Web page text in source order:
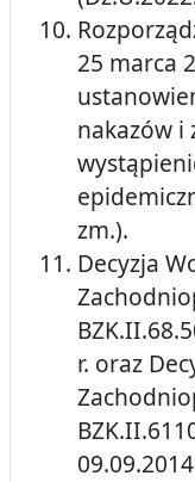
25 marca
nakazów i
zm.).
Decyzja
r. oraz